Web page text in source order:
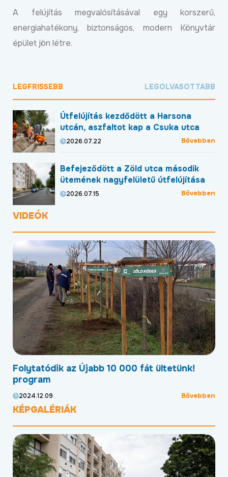
A felújítás megvalósításával egy korszerű,
energiahatékony, biztonságos, modern Könyvtár
épület jön létre.
LEGFRISSEBB LEGOLVASOTTABB
Útfelújítás kezdődött a Harsona
utcán, aszfaltot kap a Csuka utca
2026.07.22 Bővebben
Befejeződött a Zöld utca második
ütemének nagyfelületű útfelújítása
2026.07.15 Bővebben
VIDEÓK
Folytatódik az Újabb 10 000 fát ültetünk!
program
2024.12.09 Bővebben
KÉPGALÉRIÁK